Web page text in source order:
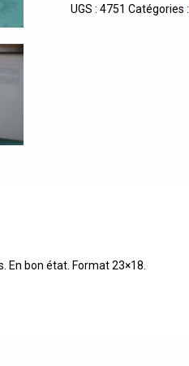
UGS :4751 Catégories :
En bon état. Format 23×18.